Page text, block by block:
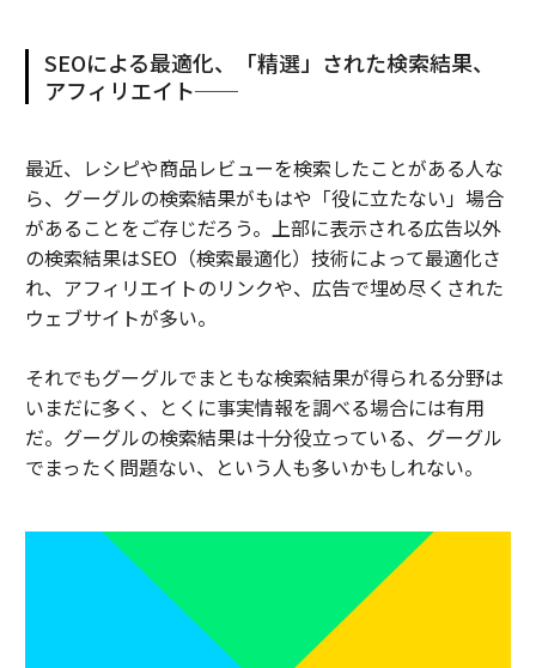
SEOによる最適化、「精選」された検索結果、
アフィリエイト──
最近、レシピや商品レビューを検索したことがある人な
ら、グーグルの検索結果がもはや「役に立たない」場合
があることをご存じだろう。上部に表示される広告以外
の検索結果はSEO（検索最適化）技術によって最適化さ
れ、アフィリエイトのリンクや、広告で埋め尽くされた
ウェブサイトが多い。
それでもグーグルでまともな検索結果が得られる分野は
いまだに多く、とくに事実情報を調べる場合には有用
だ。グーグルの検索結果は十分役立っている、グーグル
でまったく問題ない、という人も多いかもしれない。